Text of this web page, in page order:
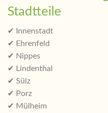
Stadtteile
✔ Innenstadt
✔ Ehrenfeld
✔ Nippes
✔ Lindenthal
✔ Sülz
✔ Porz
✔ Mülheim